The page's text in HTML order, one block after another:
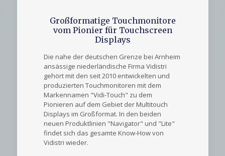
Großformatige Touchmonitore
vom Pionier für Touchscreen
Displays
Die nahe der deutschen Grenze bei Arnheim
ansässige niederländische Firma Vidistri
gehört mit den seit 2010 entwickelten und
produzierten Touchmonitoren mit dem
Markennamen "Vidi-Touch" zu dem
Pionieren auf dem Gebiet der Multitouch
Displays im Großformat. In den beiden
neuen Produktlinien "Navigator" und "Lite"
findet sich das gesamte Know-How von
Vidistri wieder.